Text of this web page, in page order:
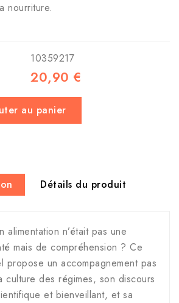
nourriture.
10359217
20,90 €
au panier
Détails du produit
alimentation n’était pas une
mais de compréhension ? Ce
propose un accompagnement pas
culture des régimes, son discours
et bienveillant, et sa